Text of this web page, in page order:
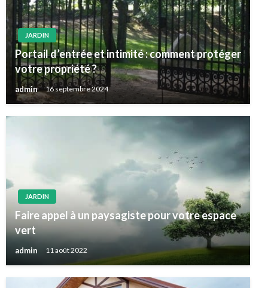
JARDIN
Portail d’entrée et intimité : comment protéger
votre propriété ?
admin 16 septembre 2024
JARDIN
Faire appel à un paysagiste pour votre espace
vert
admin 11 août 2022